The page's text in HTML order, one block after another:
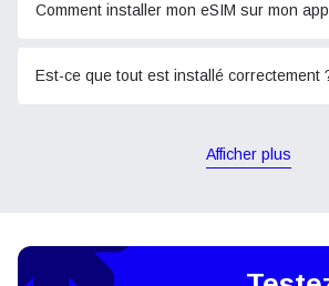
Comment installer mon eSIM sur mon
Est-ce que tout est installé correctement
Afficher plus